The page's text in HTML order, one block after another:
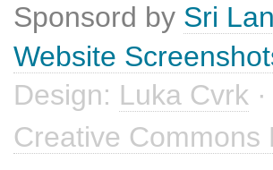
Sponsord by Sri
Website
Design: Luka Cvrk
Creative Commons